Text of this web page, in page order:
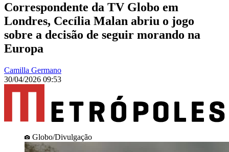
Correspondente da TV Globo em
Londres, Cecília Malan abriu o jogo
sobre a decisão de seguir morando na
Europa
Camilla Germano
30/04/2026 09:53
Globo/Divulgação